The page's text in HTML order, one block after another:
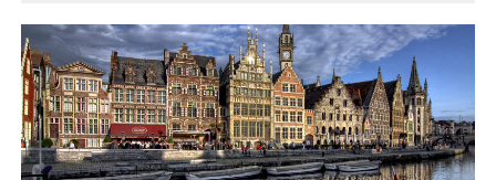
DESTINOS
BLOG
PRECIOS
- Salidas Martes
- Ruta: 2 noches Bruselas, 1 noche Brujas y 3 noches Amsterdam
- Régimen: Alojamiento y desayuno
- Hoteles 4* y3* Sup